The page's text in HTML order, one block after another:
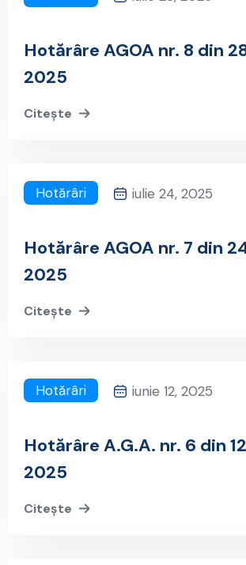
Hotărâre AGOA nr. 8 din
2025
Citește
Hotărâri iulie 24, 2025
Hotărâre AGOA nr. 7 din
2025
Citește
Hotărâri iunie 12, 2025
Hotărâre A.G.A. nr. 6 din
2025
Citește